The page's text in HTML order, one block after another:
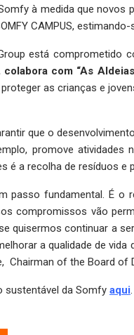
à medida que
CAMPUS,
está comprometido
colabora com “As
as crianças e
que o
promove
é a recolha de resíduos e
passo fundamental. É o
compromissos vão
quisermos continuar a
a qualidade de
Chairman of the Board of
sustentável da Somfy aqui.